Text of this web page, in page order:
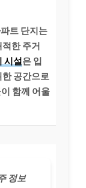
트 단지는
적한 주거
시설은 입
공간으로
함께 어울
정보